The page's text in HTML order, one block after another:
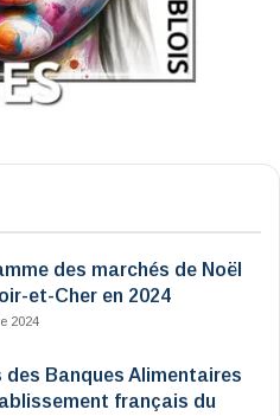
des marchés de Noël
et-Cher en 2024
2024
des Banques Alimentaires
français du